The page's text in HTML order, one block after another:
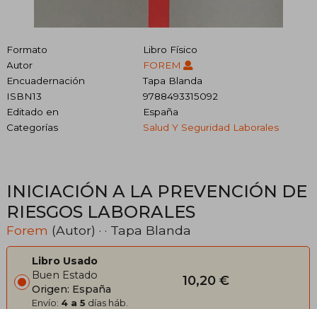
Formato
Libro Físico
Autor
FOREM
Encuadernación
Tapa Blanda
ISBN13
9788493315092
Editado en
España
Categorías
Salud Y Seguridad Laborales
INICIACIÓN A LA PREVENCIÓN DE
RIESGOS LABORALES
Forem (Autor) · · Tapa Blanda
Libro Usado
Buen Estado
Origen: España
Envío: 4 a 5 días háb.
10,20 €